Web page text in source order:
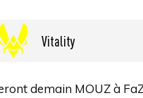
Vitality
demain MOUZ à